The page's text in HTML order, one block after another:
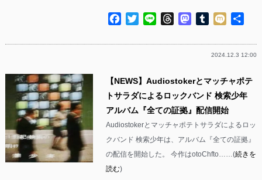
Facebook
TwitterLine ThreadsMastodon
Tumblr
Mixi
2024.12.3 12:00
【NEWS】Audiostokerとマッチャポテ
トサラダによるロックバンド 検索少年
アルバム『全ての証拠』配信開始
Audiostokerとマッチャポテトサラダによるロッ
クバンド 検索少年は、アルバム『全ての証拠』
の配信を開始した。 今作はotoChfto……(続きを
読む)